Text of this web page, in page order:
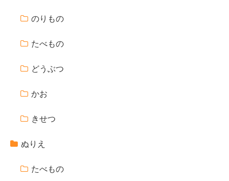
のりもの
たべもの
どうぶつ
かお
きせつ
ぬりえ
たべもの